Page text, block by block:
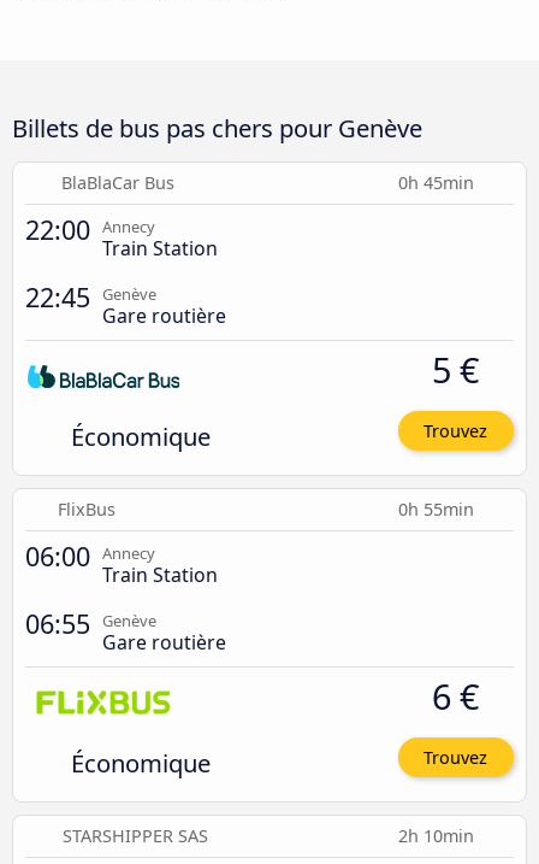
Billets de bus pas chers pour Genève
BlaBlaCar Bus 0h 45min
22:00 Annecy
Train Station
22:45 Genève
Gare routière
Économique
5 €
Trouvez
FlixBus 0h 55min
06:00 Annecy
Train Station
06:55 Genève
Gare routière
Économique
6 €
Trouvez
STARSHIPPER SAS 2h 10min